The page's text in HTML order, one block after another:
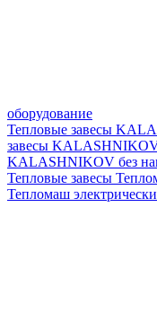
оборудование
Тепловые завесы
завесы
KALASHNIKOV без
Тепловые завесы
Тепломаш